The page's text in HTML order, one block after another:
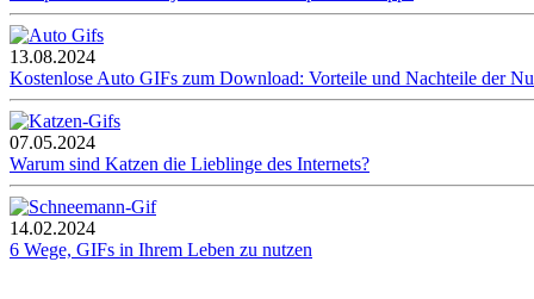
13.08.2024
Kostenlose Auto GIFs zum Download: Vorteile und Nachteile der
07.05.2024
Warum sind Katzen die Lieblinge des Internets?
14.02.2024
6 Wege, GIFs in Ihrem Leben zu nutzen